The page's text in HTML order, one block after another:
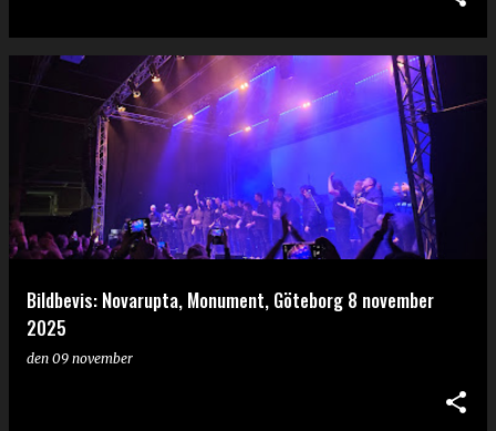
Bildbevis: Novarupta, Monument, Göteborg 8 november
2025
den 09 november